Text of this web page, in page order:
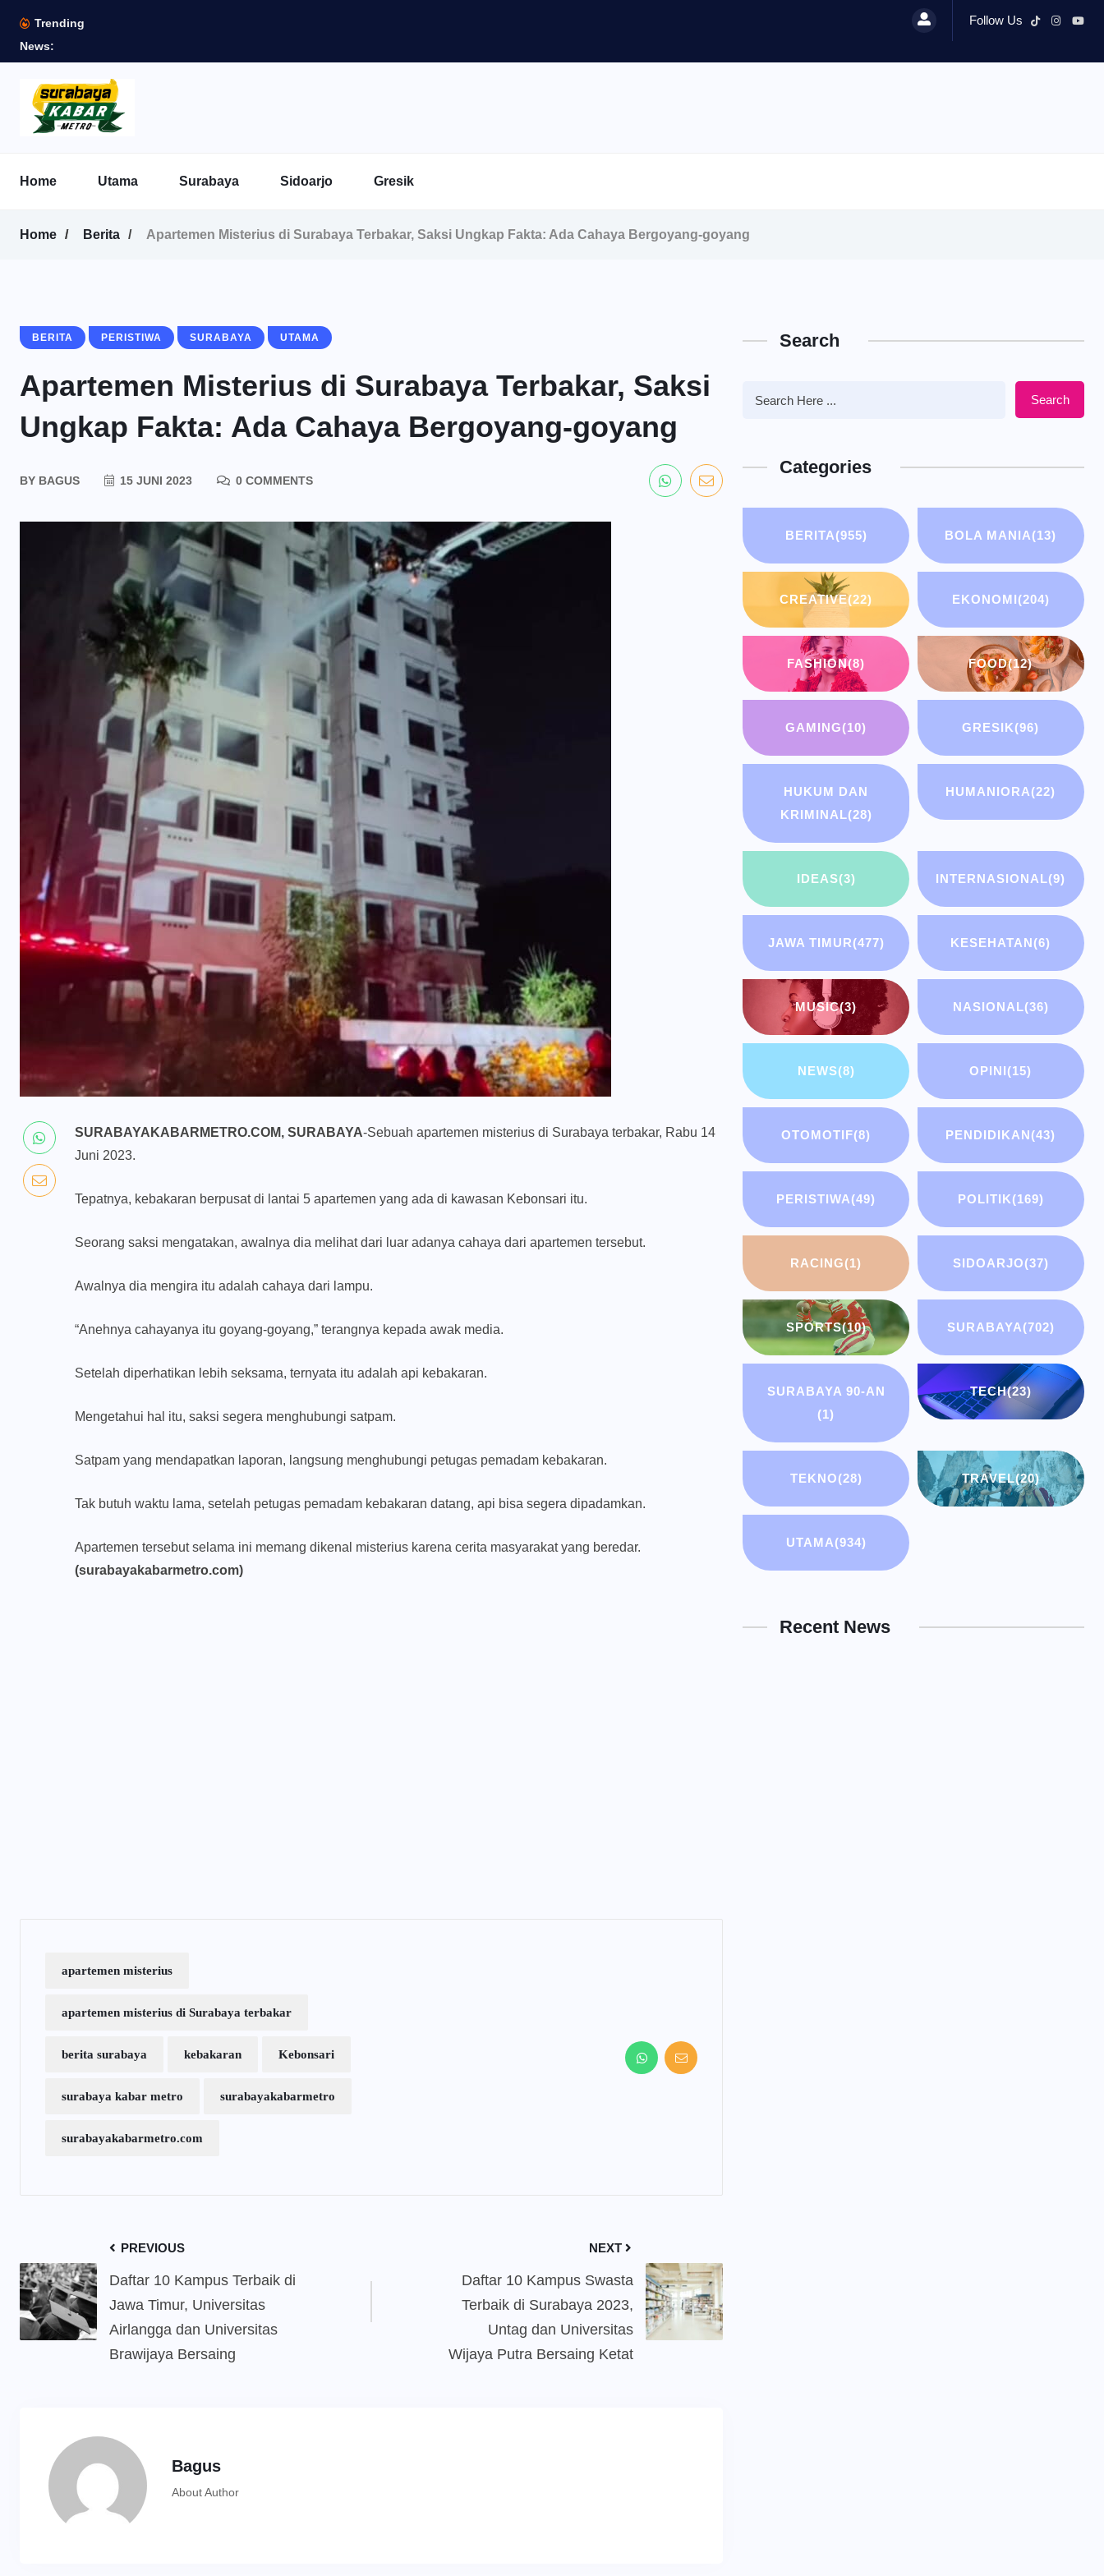
Trending
News:
Follow Us
Home Utama Surabaya Sidoarjo Gresik
Home Berita Apartemen Misterius di Surabaya Terbakar, Saksi Ungkap Fakta: Ada Cahaya Bergoyang-goyang
BERITA PERISTIWA SURABAYA UTAMA
Apartemen Misterius di Surabaya Terbakar, Saksi
Ungkap Fakta: Ada Cahaya Bergoyang-goyang
BY BAGUS 15 JUNI 2023 0 COMMENTS
SURABAYAKABARMETRO.COM, SURABAYA-Sebuah apartemen misterius di Surabaya terbakar, Rabu 14
Juni 2023.
Tepatnya, kebakaran berpusat di lantai 5 apartemen yang ada di kawasan Kebonsari itu.
Seorang saksi mengatakan, awalnya dia melihat dari luar adanya cahaya dari apartemen tersebut.
Awalnya dia mengira itu adalah cahaya dari lampu.
“Anehnya cahayanya itu goyang-goyang,” terangnya kepada awak media.
Setelah diperhatikan lebih seksama, ternyata itu adalah api kebakaran.
Mengetahui hal itu, saksi segera menghubungi satpam.
Satpam yang mendapatkan laporan, langsung menghubungi petugas pemadam kebakaran.
Tak butuh waktu lama, setelah petugas pemadam kebakaran datang, api bisa segera dipadamkan.
Apartemen tersebut selama ini memang dikenal misterius karena cerita masyarakat yang beredar.
(surabayakabarmetro.com)
apartemen misterius
apartemen misterius di Surabaya terbakar
berita surabaya kebakaran Kebonsari
surabaya kabar metro surabayakabarmetro
surabayakabarmetro.com
PREVIOUS
Daftar 10 Kampus Terbaik di
Jawa Timur, Universitas
Airlangga dan Universitas
Brawijaya Bersaing
NEXT
Daftar 10 Kampus Swasta
Terbaik di Surabaya 2023,
Untag dan Universitas
Wijaya Putra Bersaing Ketat
Bagus
About Author
Search
Search
Categories
BERITA(955) BOLA MANIA(13)
CREATIVE(22) EKONOMI(204)
FASHION(8) FOOD(12)
GAMING(10) GRESIK(96)
HUKUM DAN
KRIMINAL(28)
HUMANIORA(22)
IDEAS(3) INTERNASIONAL(9)
JAWA TIMUR(477) KESEHATAN(6)
MUSIC(3) NASIONAL(36)
NEWS(8) OPINI(15)
OTOMOTIF(8) PENDIDIKAN(43)
PERISTIWA(49) POLITIK(169)
RACING(1) SIDOARJO(37)
SPORTS(10) SURABAYA(702)
SURABAYA 90-AN
(1)
TECH(23)
TEKNO(28) TRAVEL(20)
UTAMA(934)
Recent News